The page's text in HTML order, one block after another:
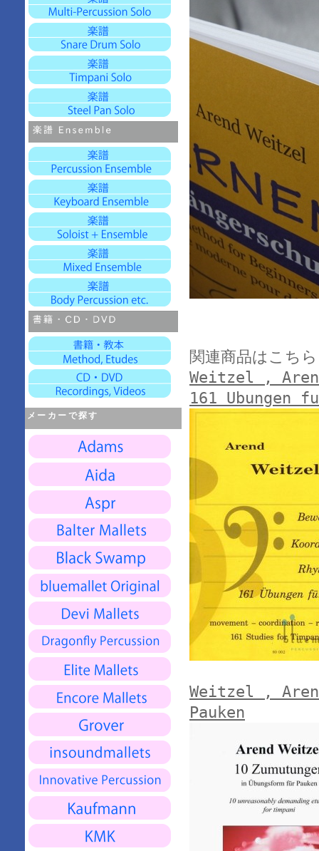
メーカーで探す
関連商品はこちら
Weitzel ,
161 Ubungen
Weitzel ,
Pauken